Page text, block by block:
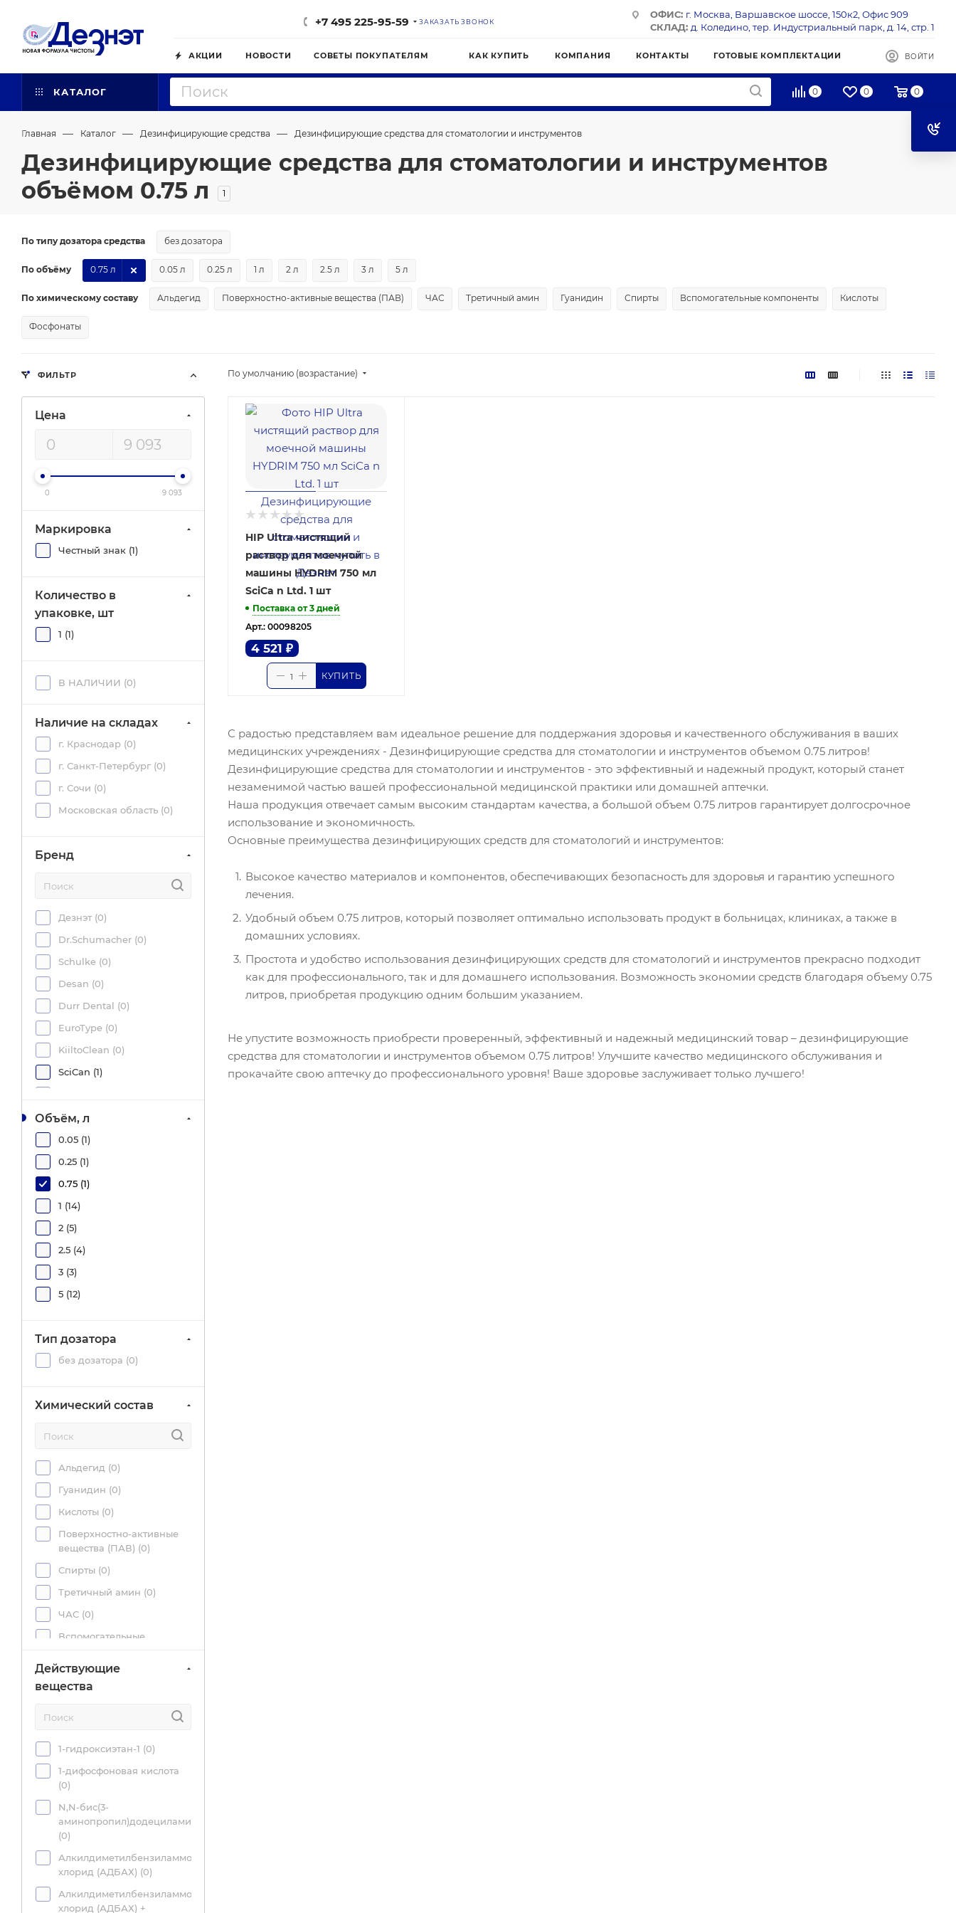
+7 495 225-95-59 ЗАКАЗАТЬ ЗВОНОК
ОФИС: г. Москва, Варшавское шоссе, 150к2, Офис 909
СКЛАД: д. Коледино, тер. Индустриальный парк, д. 14, стр. 1
АКЦИИ НОВОСТИ СОВЕТЫ ПОКУПАТЕЛЯМ КАК КУПИТЬ КОМПАНИЯ КОНТАКТЫ ГОТОВЫЕ КОМПЛЕКТАЦИИ ВОЙТИ
КАТАЛОГ 0 0 0
Главная — Каталог — Дезинфицирующие средства — Дезинфицирующие средства для стоматологии и инструментов
Дезинфицирующие средства для стоматологии и инструментов
объёмом 0.75 л
1
По типу дозатора средства без дозатора
По объёму 0.05 л 0.25 л
0.75 л 1 л 2 л 2.5 л 3 л 5 л
По химическому составу Альдегид Поверхностно-активные вещества (ПАВ) ЧАС Третичный амин Гуанидин Спирты Вспомогательные компоненты Кислоты
Фосфонаты
По умолчанию (возрастание)
HIP Ultra чистящий
раствор для моечной
машины HYDRIM 750 мл
SciCa n Ltd. 1 шт
Поставка от 3 дней
Арт.: 00098205
4 521 ₽
КУПИТЬ
С радостью представляем вам идеальное решение для поддержания здоровья и качественного обслуживания в ваших
медицинских учреждениях - Дезинфицирующие средства для стоматологии и инструментов объемом 0.75 литров!
Дезинфицирующие средства для стоматологии и инструментов - это эффективный и надежный продукт, который станет
незаменимой частью вашей профессиональной медицинской практики или домашней аптечки.
Наша продукция отвечает самым высоким стандартам качества, а большой объем 0.75 литров гарантирует долгосрочное
использование и экономичность.
Основные преимущества дезинфицирующих средств для стоматологий и инструментов:
Высокое качество материалов и компонентов, обеспечивающих безопасность для здоровья и гарантию успешного
лечения.
Удобный объем 0.75 литров, который позволяет оптимально использовать продукт в больницах, клиниках, а также в
домашних условиях.
Простота и удобство использования дезинфицирующих средств для стоматологий и инструментов прекрасно подходит
как для профессионального, так и для домашнего использования. Возможность экономии средств благодаря объему 0.75
литров, приобретая продукцию одним большим указанием.
Не упустите возможность приобрести проверенный, эффективный и надежный медицинский товар – дезинфицирующие
средства для стоматологии и инструментов объемом 0.75 литров! Улучшите качество медицинского обслуживания и
прокачайте свою аптечку до профессионального уровня! Ваше здоровье заслуживает только лучшего!
ФИЛЬТР
Цена
0 9 093
Маркировка
Честный знак (1)
Количество в
упаковке, шт
1 (1)
В НАЛИЧИИ (0)
Наличие на складах
г. Краснодар (0)
г. Санкт-Петербург (0)
г. Сочи (0)
Московская область (0)
Бренд
Дезнэт (0)
Dr.Schumacher (0)
Schulke (0)
Desan (0)
Durr Dental (0)
EuroType (0)
KiiltoClean (0)
SciCan (1)
ВЕЛТ (
ВИТА-ПУЛ (
Гигиена Мед (
Интерсэн Плюс (
НИОПИК (
ОМИТЕКС (
Полисепт (
Самарово (
Технопром (
Объём, л
0.05 (1)
0.25 (1)
0.75 (1)
1 (14)
2 (5)
2.5 (4)
3 (3)
5 (12)
Тип дозатора
без дозатора (0)
Химический состав
Альдегид (0)
Гуанидин (0)
Кислоты (0)
Поверхностно-активные
вещества (ПАВ) (0)
Спирты (0)
Третичный амин (0)
ЧАС (0)
Вспомогательные
Фосфонаты (0
Действующие
вещества
1-гидроксиэтан-1 (0)
1-дифосфоновая кислота
(0)
N,N-бис(3-
аминопропил)додециламин
(0)
Алкилдиметилбензиламмоний
хлорид (АДБАХ) (0)
Алкилдиметилбензиламмоний
хлорид (АДБАХ) +